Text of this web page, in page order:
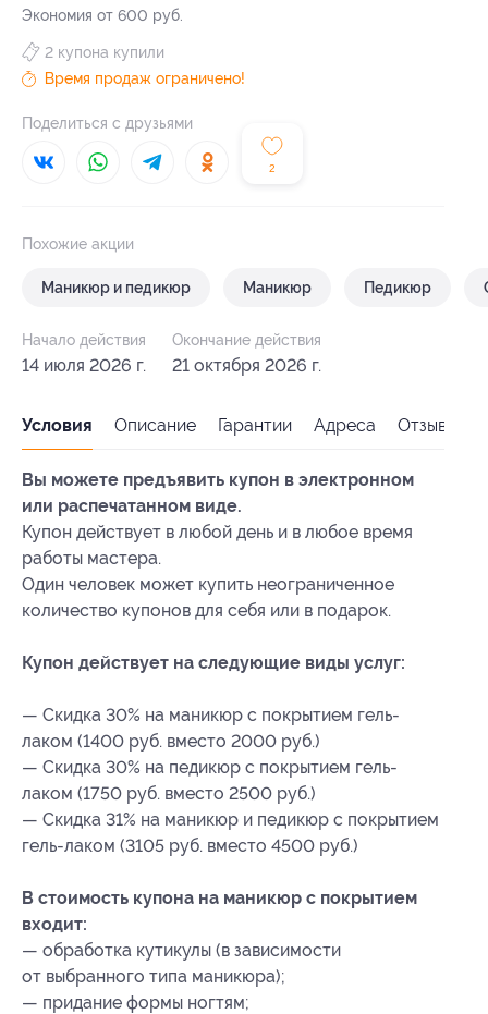
Экономия от 600 руб.
2
2 купона купили
Время продаж ограничено!
Поделиться с друзьями
Похожие акции
Маникюр и педикюр Маникюр Педикюр
Начало действия
14 июля 2026 г.
Окончание действия
21 октября 2026 г.
Условия Описание Гарантии Адреса Отзывы
Вы можете предъявить купон в электронном
или распечатанном виде.
Купон действует в любой день и в любое время
работы мастера.
Один человек может купить неограниченное
количество купонов для себя или в подарок.
Купон действует на следующие виды услуг:
— Скидка 30% на маникюр с покрытием гель-
лаком (1400 руб. вместо 2000 руб.)
— Скидка 30% на педикюр с покрытием гель-
лаком (1750 руб. вместо 2500 руб.)
— Скидка 31% на маникюр и педикюр с покрытием
гель-лаком (3105 руб. вместо 4500 руб.)
В стоимость купона на маникюр с покрытием
входит:
— обработка кутикулы (в зависимости
от выбранного типа маникюра);
— придание формы ногтям;